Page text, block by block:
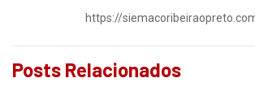
https://
Posts Relacionados